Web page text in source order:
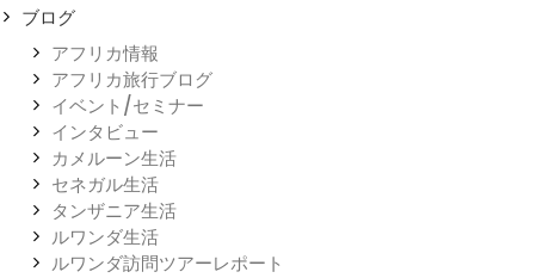
ブログ
アフリカ情報
アフリカ旅行ブログ
イベント/セミナー
インタビュー
カメルーン生活
セネガル生活
タンザニア生活
ルワンダ生活
ルワンダ訪問ツアーレポート